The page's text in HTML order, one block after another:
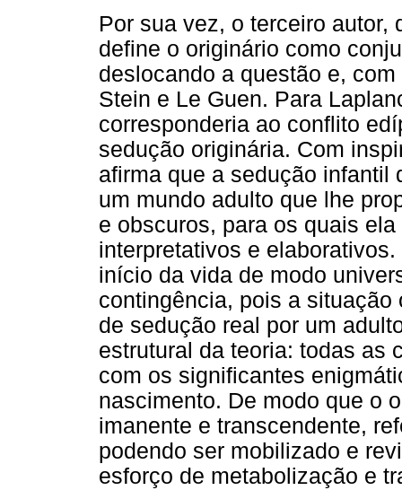
Por sua vez, o terceiro autor,
define o originário como
deslocando a questão e,
Stein e Le Guen. Para
corresponderia ao conflito
sedução originária. Com
afirma que a sedução infantil
um mundo adulto que lhe
e obscuros, para os quais
interpretativos e
início da vida de modo
contingência, pois a
de sedução real por um
estrutural da teoria: todas as
com os significantes
nascimento. De modo que o
imanente e transcendente,
podendo ser mobilizado e
esforço de metabolização e